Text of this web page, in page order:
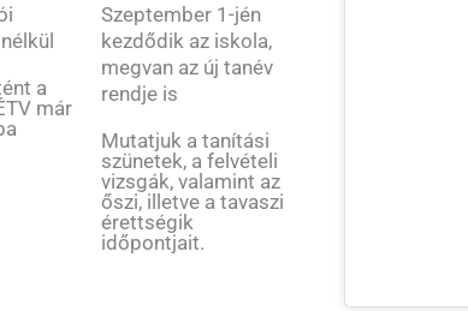
a
már
Szeptember 1-jén
kezdődik az iskola,
megvan az új tanév
rendje is
Mutatjuk a tanítási
szünetek, a felvételi
vizsgák, valamint az
őszi, illetve a tavaszi
érettségik
időpontjait.